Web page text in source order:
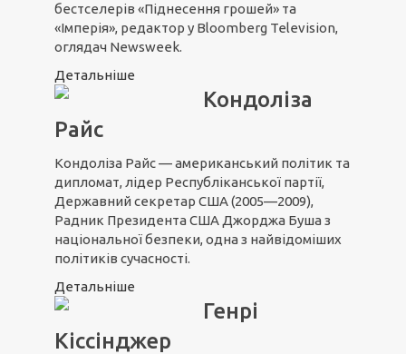
бестселерів «Піднесення грошей» та
«Імперія», редактор у Bloomberg Television,
оглядач Newsweek.
Детальніше
Кондоліза
Райс
Кондоліза Райс — американський політик та
дипломат, лідер Республіканської партії,
Державний секретар США (2005—2009),
Радник Президента США Джорджа Буша з
національної безпеки, одна з найвідоміших
політиків сучасності.
Детальніше
Генрі
Кіссінджер